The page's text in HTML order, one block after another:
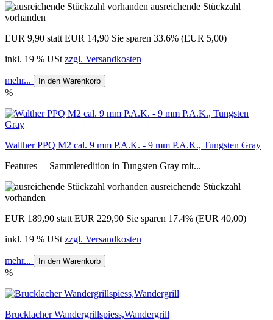
ausreichende Stückzahl
vorhanden
EUR 9,90 statt EUR 14,90 Sie sparen 33.6% (EUR 5,00)
inkl. 19 % USt zzgl. Versandkosten
mehr... In den Warenkorb
%
Walther PPQ M2 cal. 9 mm P.A.K. - 9 mm P.A.K., Tungsten Gray
Features Sammleredition in Tungsten Gray mit...
ausreichende Stückzahl
vorhanden
EUR 189,90 statt EUR 229,90 Sie sparen 17.4% (EUR 40,00)
inkl. 19 % USt zzgl. Versandkosten
mehr... In den Warenkorb
%
Brucklacher Wandergrillspiess,Wandergrill